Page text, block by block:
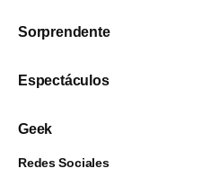
Sorprendente
Espectáculos
Geek
Redes Sociales